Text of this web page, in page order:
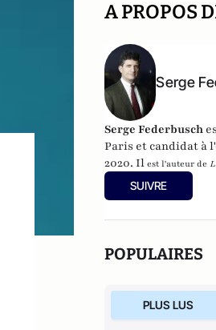
A PROPOS
Serge
Serge Federbusch
Paris et candidat à
2020. Il est l'auteur de
mort de Charlie
fatal quinquennat, chez
SUIVRE
POPULAIRES
PLUS LUS